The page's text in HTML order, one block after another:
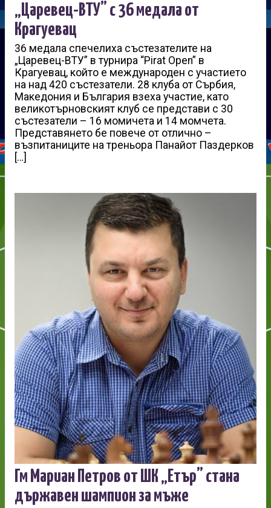
„Царевец-ВТУ” с 36 медала от
Крагуевац
36 медала спечелиха състезателите на
„Царевец-ВТУ” в турнира “Pirat Open” в
Крагуевац, който е международен с участието
на над 420 състезатели. 28 клуба от Сърбия,
Македония и България взеха участие, като
великотърновският клуб се представи с 30
състезатели – 16 момичета и 14 момчета.
Представянето бе повече от отлично –
възпитаниците на треньора Панайот Паздерков
[…]
Гм Мариан Петров от ШК „Етър” стана
държавен шампион за мъже